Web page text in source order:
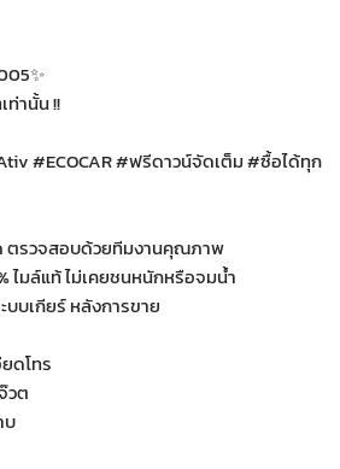
ท่านั้น !!
#ECOCAR #ฟรีดาวน์จัดเต็ม #ซื้อได้ทุก
ตรวจสอบด้วยทีมงานคุณภาพ
ไมล์แท้ ไม่เคยชนหนักหรือจมน้ำ
บบเกียร์ หลังการขาย
ดโทร
วต
บ